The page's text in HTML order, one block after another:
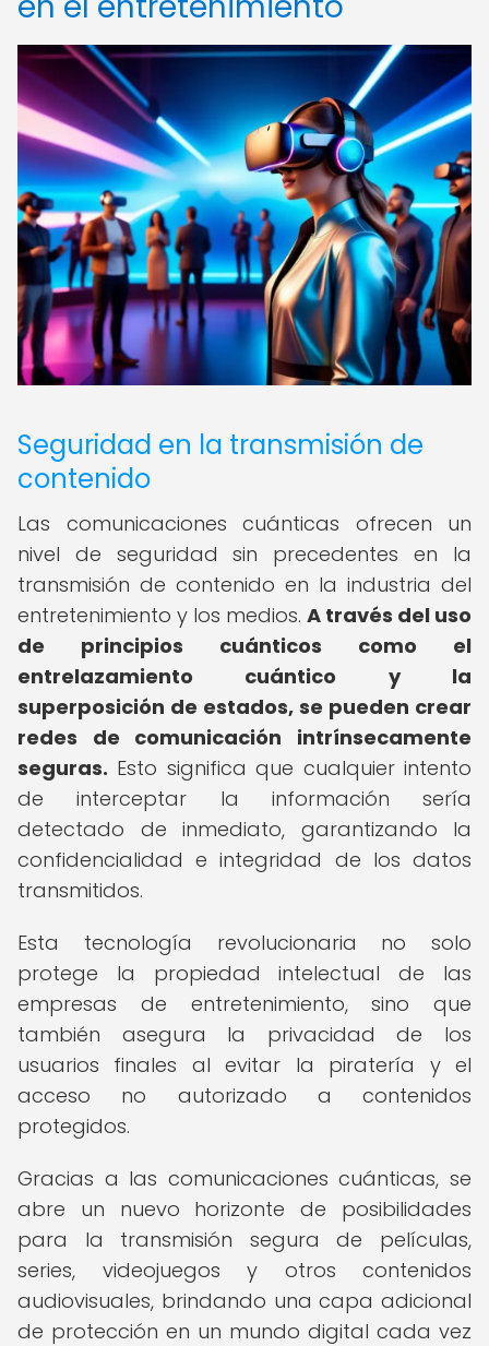
Seguridad en la transmisión de
contenido
Las comunicaciones cuánticas ofrecen un
nivel de seguridad sin precedentes en la
transmisión de contenido en la industria del
entretenimiento y los medios. A través del uso
de principios cuánticos como el
entrelazamiento cuántico y la
superposición de estados, se pueden crear
redes de comunicación intrínsecamente
seguras. Esto significa que cualquier intento
de interceptar la información sería
detectado de inmediato, garantizando la
confidencialidad e integridad de los datos
transmitidos.
Esta tecnología revolucionaria no solo
protege la propiedad intelectual de las
empresas de entretenimiento, sino que
también asegura la privacidad de los
usuarios finales al evitar la piratería y el
acceso no autorizado a contenidos
protegidos.
Gracias a las comunicaciones cuánticas, se
abre un nuevo horizonte de posibilidades
para la transmisión segura de películas,
series, videojuegos y otros contenidos
audiovisuales, brindando una capa adicional
de protección en un mundo digital cada vez